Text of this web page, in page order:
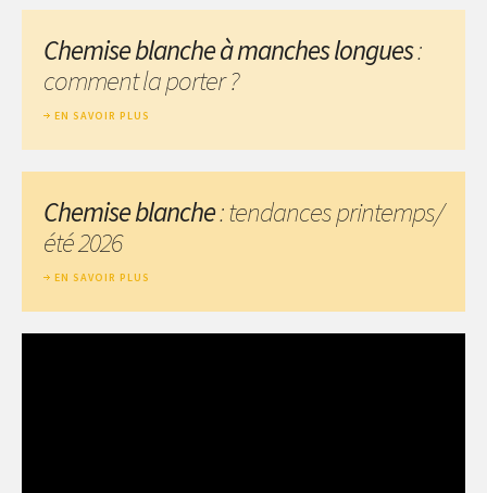
Chemise blanche à manches longues:
comment la porter ?
EN SAVOIR PLUS
Chemise blanche: tendances printemps/
été 2026
EN SAVOIR PLUS